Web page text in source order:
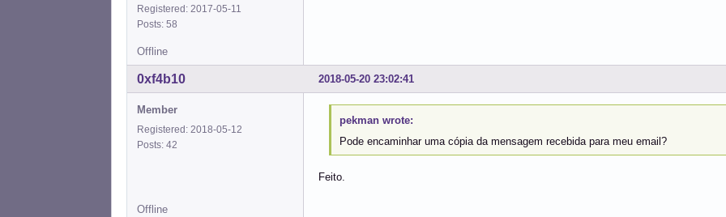
Registered: 2017-05-11
Posts: 58
Offline
2018-05-20 23:02:41
0xf4b10
Member
Registered: 2018-05-12
Posts: 42
pekman wrote:
Pode encaminhar uma cópia da mensagem recebida para meu email?
Feito.
Offline